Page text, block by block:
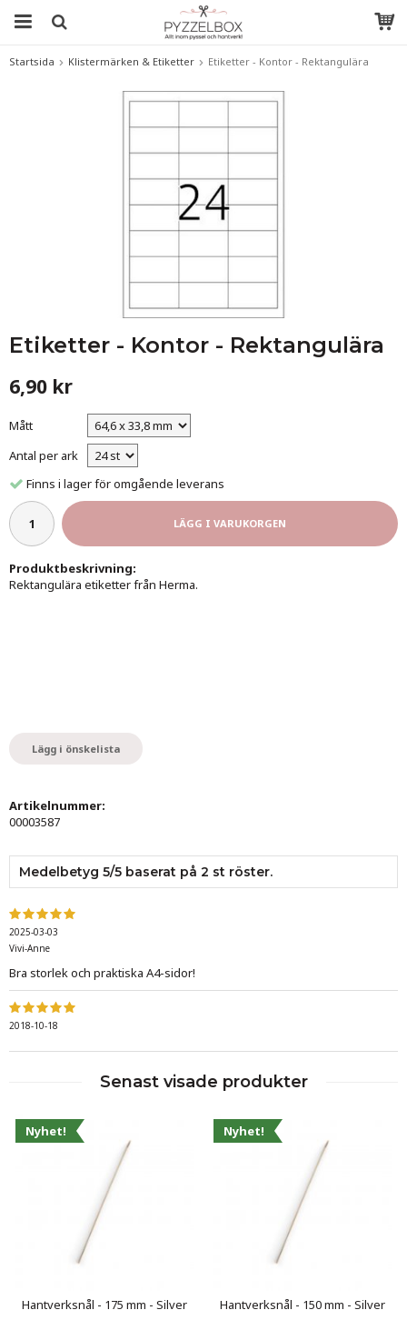
Startsida Klistermärken & Etiketter Etiketter - Kontor - Rektangulära
Etiketter - Kontor - Rektangulära
6,90 kr
Mått
Antal per ark
Finns i lager för omgående leverans
LÄGG I VARUKORGEN
Produktbeskrivning:
Rektangulära etiketter från Herma.
Lägg i önskelista
Artikelnummer:
00003587
Medelbetyg 5/5 baserat på 2 st röster.
2025-03-03
Vivi-Anne
Bra storlek och praktiska A4-sidor!
2018-10-18
Senast visade produkter
Nyhet!
Hantverksnål - 175 mm - Silver
Nyhet!
Hantverksnål - 150 mm - Silver